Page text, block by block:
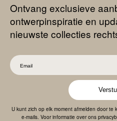
Ontvang exclusieve
ontwerpinspiratie en
nieuwste collecties
U kunt zich op elk moment afmelden door te
e-mails. Voor informatie over ons